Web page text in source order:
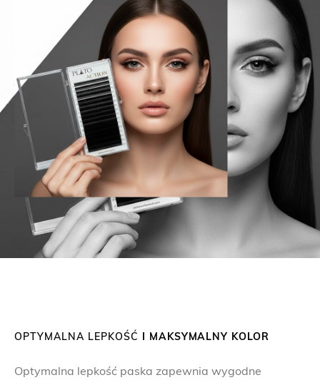
OPTYMALNA LEPKOŚĆ I MAKSYMALNY KOLOR
Optymalna lepkość paska zapewnia wygodne